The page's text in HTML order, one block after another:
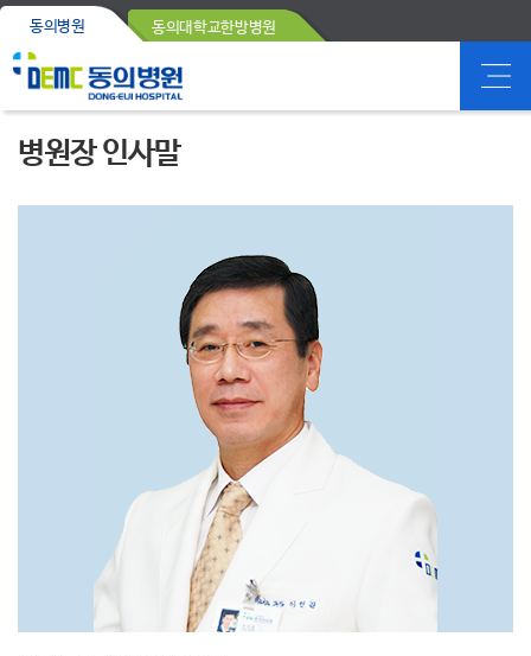
동의병원 동의대학교한방병원
병원장 인사말